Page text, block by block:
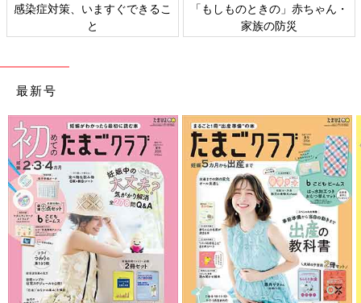
感染症対策、いますぐできるこ
と
「もしものときの」赤ちゃん・
家族の防災
最新号